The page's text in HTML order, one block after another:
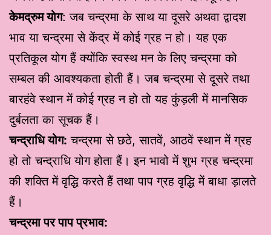
केमद्रुम योग: जब चन्द्रमा के साथ या दूसरे अथवा द्वादश
भाव या चन्द्रमा से केंद्र में कोई ग्रह न हो। यह एक
प्रतिकूल योग हैं क्योंकि स्वस्थ मन के लिए चन्द्रमा को
सम्बल की आवश्यकता होती हैं। जब चन्द्रमा से दूसरे तथा
बारहंवे स्थान में कोई ग्रह न हो तो यह कुंड़ली में मानसिक
दुर्बलता का सूचक हैं।
चन्द्राधि योग: चन्द्रमा से छठे, सातवें, आठवें स्थान में ग्रह
हो तो चन्द्राधि योग होता हैं। इन भावो में शुभ ग्रह चन्द्रमा
की शक्ति में वृद्धि करते हैं तथा पाप ग्रह वृद्धि में बाधा ड़ालते
हैं।
चन्द्रमा पर पाप प्रभाव: